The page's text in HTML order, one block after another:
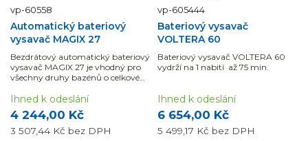
vp-60558
Automatický bateriový
vysavač MAGIX 27
Bezdrátový automatický bateriový
vysavač MAGIX 27 je vhodný pro
všechny druhy bazénů o celkové
4 244,00 Kč
3 507,44 Kč bez DPH
Ihned k odeslání
vp-605444
Bateriový vysavač
VOLTERA 60
Bateriový vysavač VOLTERA 60
vydrží na 1 nabití až 75 min.
6 654,00 Kč
5 499,17 Kč bez DPH
Ihned k odeslání